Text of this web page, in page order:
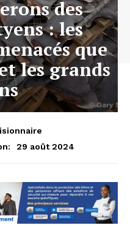
des
: les
que
les grands
29 août 2024